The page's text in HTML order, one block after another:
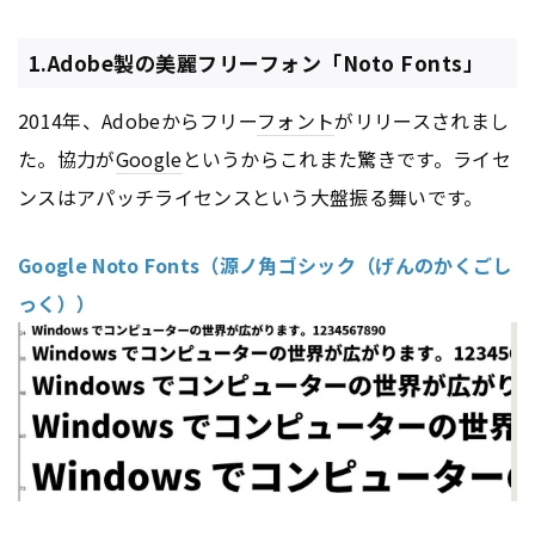
1.Adobe製の美麗フリーフォン「Noto Fonts」
2014年、Adobeからフリーフォントがリリースされまし
た。協力がGoogleというからこれまた驚きです。ライセ
ンスはアパッチライセンスという大盤振る舞いです。
Google Noto Fonts（源ノ角ゴシック（げんのかくごし
っく））